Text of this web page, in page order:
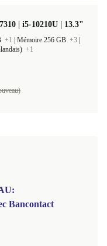
| i5-10210U | 13.3"
+1 Mémoire 256 GB +3
+1
Bancontact